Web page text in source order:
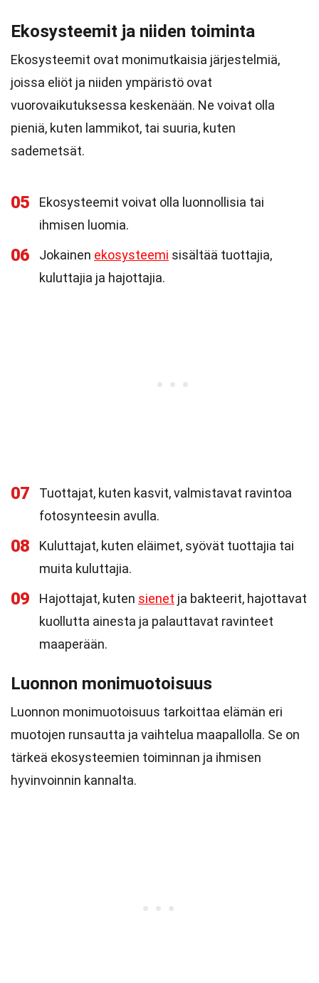
Ekosysteemit ja niiden toiminta
Ekosysteemit ovat monimutkaisia järjestelmiä,
joissa eliöt ja niiden ympäristö ovat
vuorovaikutuksessa keskenään. Ne voivat olla
pieniä, kuten lammikot, tai suuria, kuten
sademetsät.
05
Ekosysteemit voivat olla luonnollisia tai
ihmisen luomia.
06 Jokainen ekosysteemi sisältää tuottajia,
kuluttajia ja hajottajia.
07
Tuottajat, kuten kasvit, valmistavat ravintoa
fotosynteesin avulla.
08
Kuluttajat, kuten eläimet, syövät tuottajia tai
muita kuluttajia.
09 Hajottajat, kuten sienet ja bakteerit, hajottavat
kuollutta ainesta ja palauttavat ravinteet
maaperään.
Luonnon monimuotoisuus
Luonnon monimuotoisuus tarkoittaa elämän eri
muotojen runsautta ja vaihtelua maapallolla. Se on
tärkeä ekosysteemien toiminnan ja ihmisen
hyvinvoinnin kannalta.